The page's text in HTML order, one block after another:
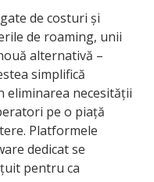
de costuri și
de roaming, unii
alternativă –
simplifică
eliminarea necesității
pe o piață
Platformele
dedicat se
pentru ca